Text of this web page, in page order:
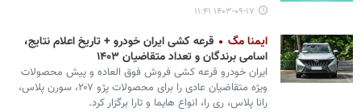
۱۴۰۳-۰۹-۱۷ ۱۱:۴۱
ایمنا مگ
قرعه کشی ایران خودرو + تاریخ اعلام نتایج،
اسامی برندگان و تعداد متقاضیان ۱۴۰۳
ایران خودرو قرعه کشی فروش فوق العاده و پیش محصولات
ویژه متقاضیان عادی را برای محصولات پژو ۲۰۷، سورن پلاس،
رانا پلاس، ری را، انواع هایما و تارا برگزار کرد.